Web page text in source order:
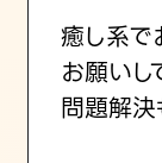
癒し系で
お願い
問題解決